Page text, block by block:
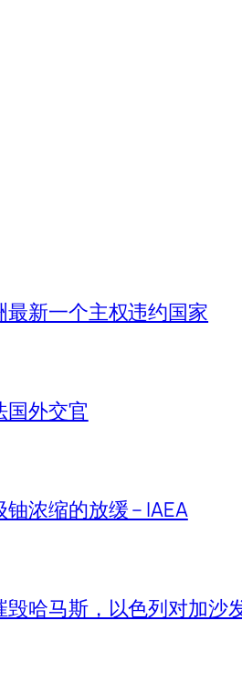
新一个主权违约国家
国外交官
浓缩的放缓 – IAEA
哈马斯，以色列对加沙